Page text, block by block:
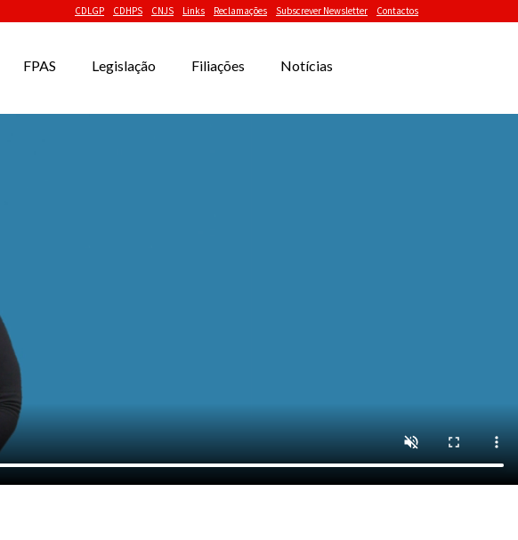
CDLGP CDHPS CNJS Links Reclamações Subscrever Newsletter Contactos
FPAS Legislação Filiações Notícias